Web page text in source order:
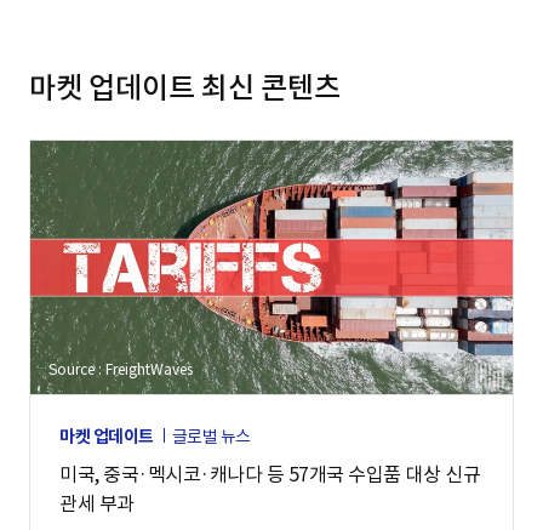
마켓 업데이트 최신 콘텐츠
Source : FreightWaves
마켓 업데이트 글로벌 뉴스
미국, 중국·멕시코·캐나다 등 57개국 수입품 대상 신규
관세 부과